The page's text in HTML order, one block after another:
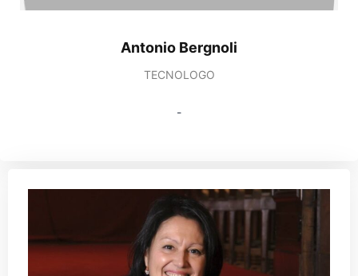
Antonio Bergnoli
TECNOLOGO
-